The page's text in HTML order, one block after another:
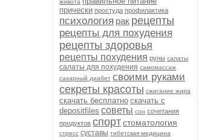
живота
прически простуда профилактика
психология рак рецепты
рецепты для похудения
рецепты здоровья
рецепты похудения руны салаты
салаты для похудения самомассаж
сахарный диабет своими руками
секреты красоты сжигание жира
скачать бесплатно скачать с
depositfiles советы сон сочетания
продуктов спортстоматология
стресс суставы тибетская медицина